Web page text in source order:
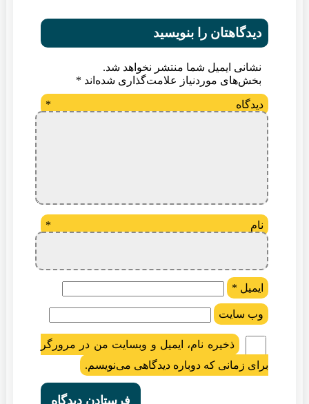
دیدگاهتان را بنویسید
نشانی ایمیل شما منتشر نخواهد شد.
بخش‌های موردنیاز علامت‌گذاری شده‌اند *
دیدگاه *
نام *
ایمیل *
وب‌ سایت
ذخیره نام، ایمیل و وبسایت من در مرورگر
برای زمانی که دوباره دیدگاهی می‌نویسم.